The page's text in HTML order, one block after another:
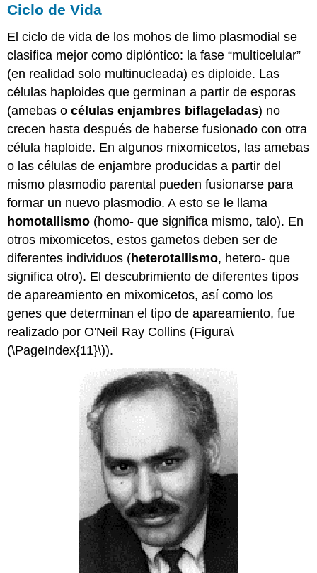
Ciclo de Vida
El ciclo de vida de los mohos de limo plasmodial se
clasifica mejor como diplóntico: la fase “multicelular”
(en realidad solo multinucleada) es diploide. Las
células haploides que germinan a partir de esporas
(amebas océlulas enjambres biflageladas) no
crecen hasta después de haberse fusionado con otra
célula haploide. En algunos mixomicetos, las amebas
o las células de enjambre producidas a partir del
mismo plasmodio parental pueden fusionarse para
formar un nuevo plasmodio. A esto se le llama
homotallismo (homo- que significa mismo, talo). En
otros mixomicetos, estos gametos deben ser de
diferentes individuos (heterotallismo, hetero- que
significa otro). El descubrimiento de diferentes tipos
de apareamiento en mixomicetos, así como los
genes que determinan el tipo de apareamiento, fue
realizado por O'Neil Ray Collins (Figura\
(\PageIndex{11}\)).